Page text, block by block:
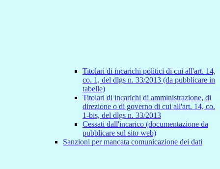
Titolari di incarichi politici di cui all'art. 14,
co. 1, del dlgs n. 33/2013 (da pubblicare in
tabelle)
Titolari di incarichi di amministrazione, di
direzione o di governo di cui all'art. 14, co.
1-bis, del dlgs n. 33/2013
Cessati dall'incarico (documentazione da
pubblicare sul sito web)
Sanzioni per mancata comunicazione dei dati